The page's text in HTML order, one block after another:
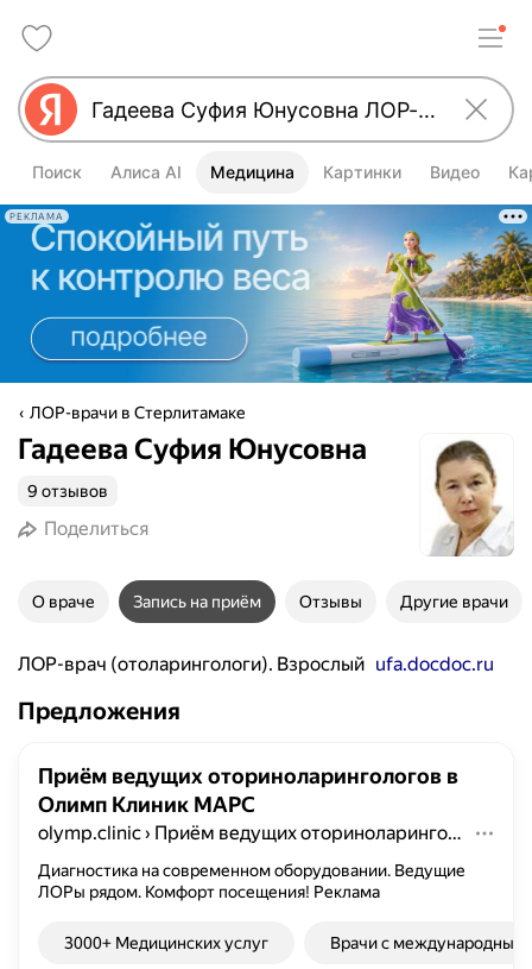
Поиск Алиса AI Медицина Картинки Видео
РЕКЛАМА
ЛОР-врачи в Стерлитамаке
Гадеева Суфия Юнусовна
9 отзывов
Поделиться
О враче Запись на приём Отзывы Другие врачи
ЛОР-врач (отоларингологи). Взрослый ufa.docdoc.ru
Предложения
Приём ведущих оториноларингологов в
Олимп Клиник МАРС
olymp.clinic› Приём ведущих оториноларингологов в Олимп Клиник МАРС
Диагностика на современном оборудовании. Ведущие
ЛОРы рядом. Комфорт посещения! Реклама
3000+ Медицинских услуг Врачи с международным